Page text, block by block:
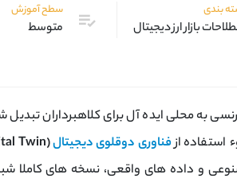
بندی
بازار ارز دیجیتال
سطح آموزش
متوسط
به محلی ایده ‌آل برای کلاهبرداران
استفاده ازفناوری دوقلوی دیجیتال(Digital Twin)
و داده ‌های واقعی، نسخه‌ های کاملا